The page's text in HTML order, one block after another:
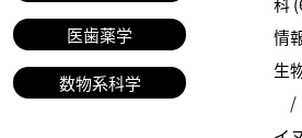
医歯薬学
数物系科学
情
生